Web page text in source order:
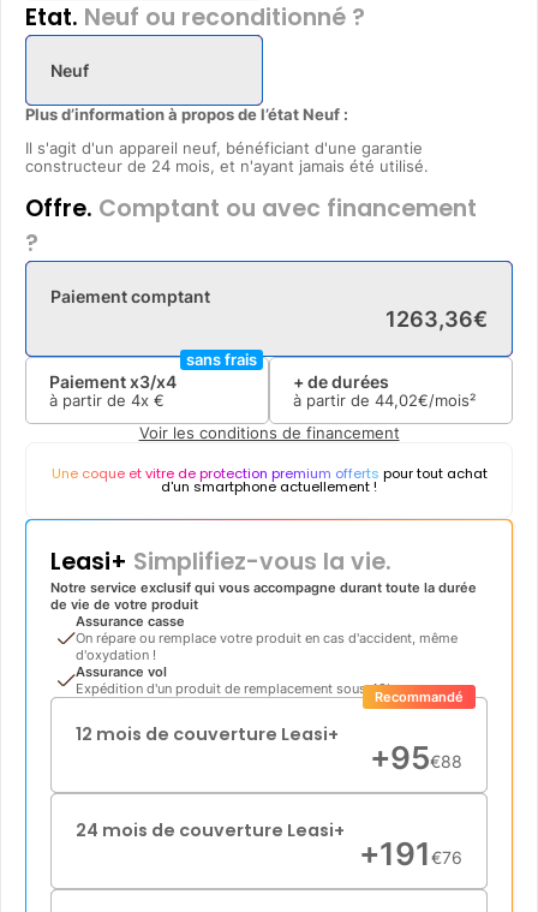
Etat. Neuf ou reconditionné ?
Neuf
Plus d’information à propos de l’état Neuf :
Il s'agit d'un appareil neuf, bénéficiant d'une garantie
constructeur de 24 mois, et n'ayant jamais été utilisé.
Offre. Comptant ou avec financement
?
Paiement comptant
1263,36€
Paiement x3/x4
à partir de 4x €
sans frais
+ de durées
à partir de 44,02€/mois²
Voir les conditions de financement
Une coque et vitre de protection premium offerts pour tout achat
d'un smartphone actuellement !
Leasi+ Simplifiez-vous la vie.
Notre service exclusif qui vous accompagne durant toute la durée
de vie de votre produit
Assurance casse
On répare ou remplace votre produit en cas d'accident, même
d'oxydation !
Assurance vol
Expédition d'un produit de remplacement sous 48h
12 mois de couverture Leasi+
+95€88
Recommandé
24 mois de couverture Leasi+
+191€76